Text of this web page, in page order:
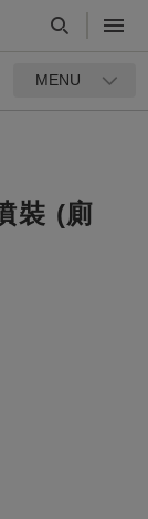
MENU
裝 (廁